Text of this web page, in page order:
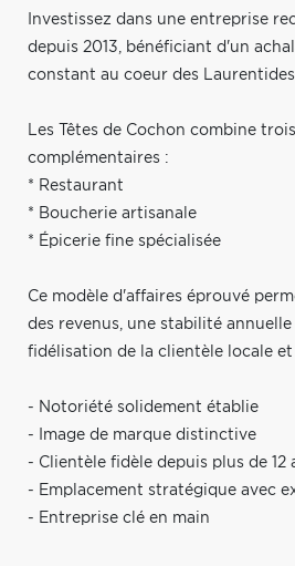
Investissez dans une entreprise
depuis 2013, bénéficiant d'un
constant au coeur des Laurentides.
Les Têtes de Cochon combine
complémentaires :
* Restaurant
* Boucherie artisanale
* Épicerie fine spécialisée
Ce modèle d'affaires éprouvé
des revenus, une stabilité
fidélisation de la clientèle locale
- Notoriété solidement établie
- Image de marque distinctive
- Clientèle fidèle depuis plus de 12
- Emplacement stratégique avec
- Entreprise clé en main